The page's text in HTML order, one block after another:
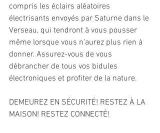
compris les éclairs aléatoires
électrisants envoyés par Saturne dans le
Verseau, qui tendront à vous pousser
même lorsque vous n'aurez plus rien à
donner. Assurez-vous de vous
débrancher de tous vos bidules
électroniques et profiter de la nature.
DEMEUREZ EN SÉCURITÉ! RESTEZ À LA
MAISON! RESTEZ CONNECTÉ!